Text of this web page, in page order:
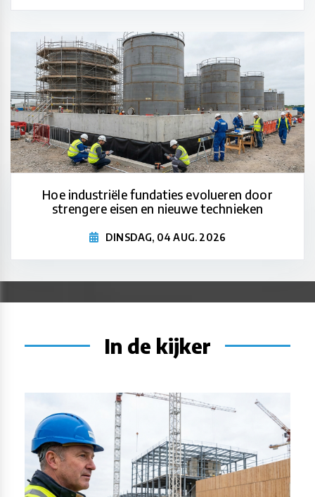
Hoe industriële fundaties evolueren door
strengere eisen en nieuwe technieken
DINSDAG, 04 AUG. 2026
In de kijker